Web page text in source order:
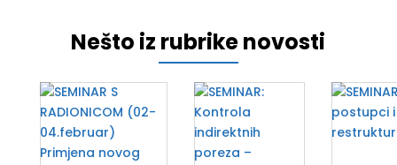
Nešto iz rubrike novosti